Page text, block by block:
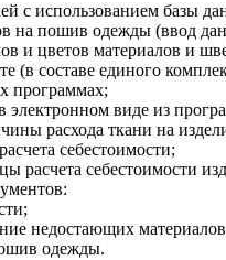
с использованием базы
на пошив одежды (ввод
и цветов материалов и
(в составе единого
программах;
электронном виде из
расхода ткани на
себестоимости;
расчета себестоимости
недостающих
одежды.